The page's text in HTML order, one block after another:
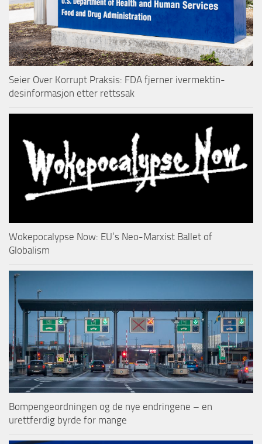
Seier Over Korrupt Praksis: FDA fjerner ivermektin-
desinformasjon etter rettssak
Wokepocalypse Now: EU’s Neo-Marxist Ballet of
Globalism
Bompengeordningen og de nye endringene – en
urettferdig byrde for mange